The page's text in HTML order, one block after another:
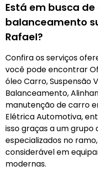
Está em busca
balanceamento
Rafael?
Confira os serviços
você pode encontrar
óleo Carro, Suspensão
Balanceamento,
manutenção de carro
Elétrica Automotiva,
isso graças a um grupo
especializados no
considerável em
modernas.